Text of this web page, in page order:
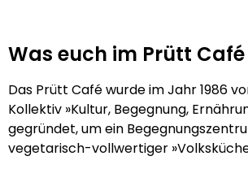
Was euch im Prütt
Das Prütt Café wurde im Jahr 1986
Kollektiv »Kultur, Begegnung,
gegründet, um ein
vegetarisch-vollwertiger